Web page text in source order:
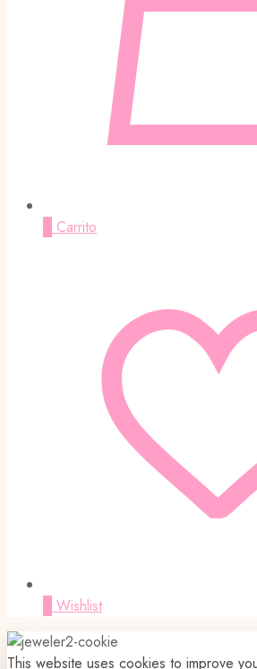
Carrito
Wishlist
This website uses cookies to improve